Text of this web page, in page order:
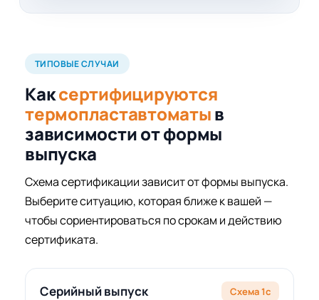
ТИПОВЫЕ СЛУЧАИ
Каксертифицируются
термопластавтоматыв
зависимости от формы
выпуска
Схема сертификации зависит от формы выпуска.
Выберите ситуацию, которая ближе к вашей —
чтобы сориентироваться по срокам и действию
сертификата.
Серийный выпуск Схема 1с